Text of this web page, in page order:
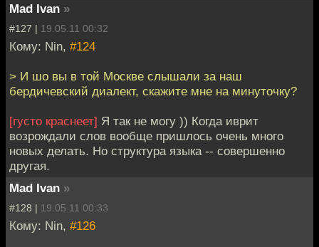
Mad Ivan »
#127 | 19.05.11 00:32
Кому: Nin, #124
> И шо вы в той Москве слышали за наш
бердичевский диалект, скажите мне на минуточку?
[густо краснеет] Я так не могу )) Когда иврит
возрождали слов вообще пришлось очень много
новых делать. Но структура языка -- совершенно
другая.
Mad Ivan »
#128 | 19.05.11 00:33
Кому: Nin, #126